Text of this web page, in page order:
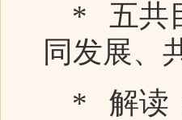
* 五共
同发展、
* 解读：